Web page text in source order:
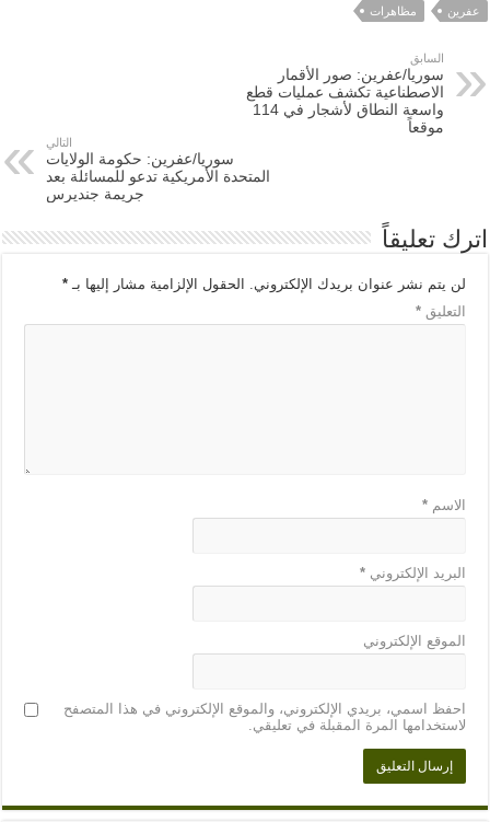
عفرين مظاهرات
السابق
سوريا/عفرين: صور الأقمار
الاصطناعية تكشف عمليات قطع
واسعة النطاق لأشجار في 114
موقعاً
التالي
سوريا/عفرين: حكومة الولايات
المتحدة الأمريكية تدعو للمسائلة بعد
جريمة جنديرس
اترك تعليقاً
لن يتم نشر عنوان بريدك الإلكتروني. الحقول الإلزامية مشار إليها بـ*
التعليق*
الاسم*
البريد الإلكتروني*
الموقع الإلكتروني
احفظ اسمي، بريدي الإلكتروني، والموقع الإلكتروني في هذا المتصفح
لاستخدامها المرة المقبلة في تعليقي.